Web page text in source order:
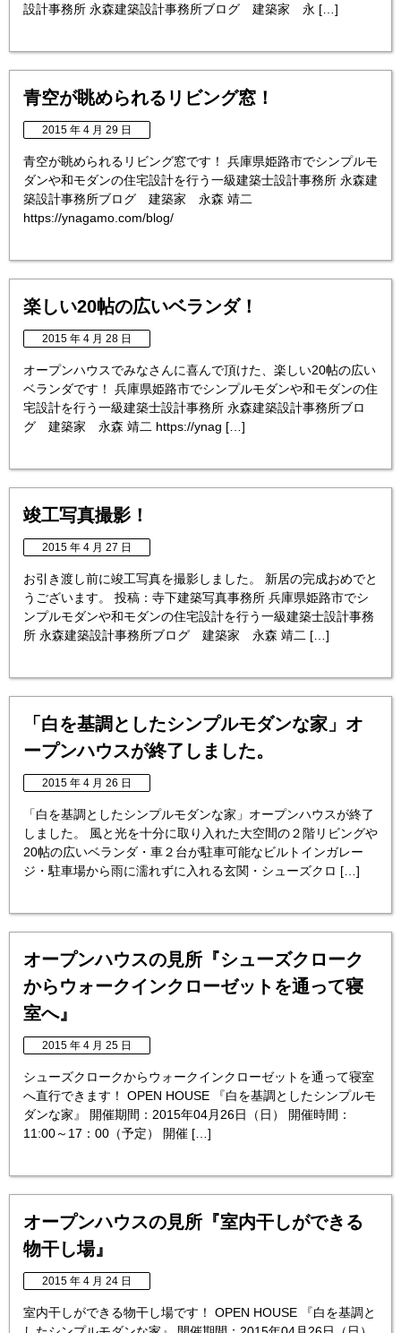
設計事務所 永森建築設計事務所ブログ 建築家 永 […]
青空が眺められるリビング窓！
2015 年 4 月 29 日
青空が眺められるリビング窓です！ 兵庫県姫路市でシンプルモ
ダンや和モダンの住宅設計を行う一級建築士設計事務所 永森建
築設計事務所ブログ 建築家 永森 靖二
https://ynagamo.com/blog/
楽しい20帖の広いベランダ！
2015 年 4 月 28 日
オープンハウスでみなさんに喜んで頂けた、楽しい20帖の広い
ベランダです！ 兵庫県姫路市でシンプルモダンや和モダンの住
宅設計を行う一級建築士設計事務所 永森建築設計事務所ブロ
グ 建築家 永森 靖二 https://ynag […]
竣工写真撮影！
2015 年 4 月 27 日
お引き渡し前に竣工写真を撮影しました。 新居の完成おめでと
うございます。 投稿：寺下建築写真事務所 兵庫県姫路市でシ
ンプルモダンや和モダンの住宅設計を行う一級建築士設計事務
所 永森建築設計事務所ブログ 建築家 永森 靖二 […]
「白を基調としたシンプルモダンな家」オ
ープンハウスが終了しました。
2015 年 4 月 26 日
「白を基調としたシンプルモダンな家」オープンハウスが終了
しました。 風と光を十分に取り入れた大空間の２階リビングや
20帖の広いベランダ・車２台が駐車可能なビルトインガレー
ジ・駐車場から雨に濡れずに入れる玄関・シューズクロ […]
オープンハウスの見所『シューズクローク
からウォークインクローゼットを通って寝
室へ』
2015 年 4 月 25 日
シューズクロークからウォークインクローゼットを通って寝室
へ直行できます！ OPEN HOUSE 『白を基調としたシンプルモ
ダンな家』 開催期間：2015年04月26日（日） 開催時間：
11:00～17：00（予定） 開催 […]
オープンハウスの見所『室内干しができる
物干し場』
2015 年 4 月 24 日
室内干しができる物干し場です！ OPEN HOUSE 『白を基調と